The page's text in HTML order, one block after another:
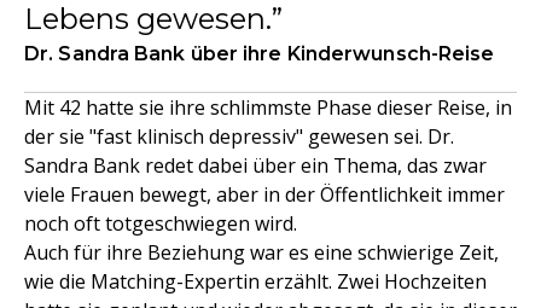
Lebens gewesen.
Dr. Sandra Bank über ihre Kinderwunsch-Reise
Mit 42 hatte sie ihre schlimmste Phase dieser Reise, in
der sie "fast klinisch depressiv" gewesen sei. Dr.
Sandra Bank redet dabei über ein Thema, das zwar
viele Frauen bewegt, aber in der Öffentlichkeit immer
noch oft totgeschwiegen wird.
Auch für ihre Beziehung war es eine schwierige Zeit,
wie die Matching-Expertin erzählt. Zwei Hochzeiten